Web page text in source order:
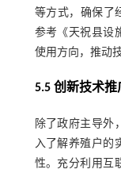
等方式，确保了
参考《天祝县设
使用方向，推动
5.5 创新技术
除了政府主导外
入了解养殖户的
性。充分利用互